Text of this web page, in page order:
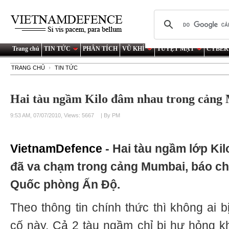
Trang chủ TIN TỨC PHÂN TÍCH VŨ KHÍ TUYỆT MẬT
TRANG CHỦ TIN TỨC
Hai tàu ngầm Kilo đâm nhau trong cảng
9:53 AM, 07/07/2010, Views: 5667 | By PM
VietnamDefence - Hai tàu ngầm lớp
đã va chạm trong cảng Mumbai, báo
Quốc phòng Ấn Độ.
Theo thông tin chính thức thì không ai
cố này. Cả 2 tàu ngầm chỉ bị hư hỏng